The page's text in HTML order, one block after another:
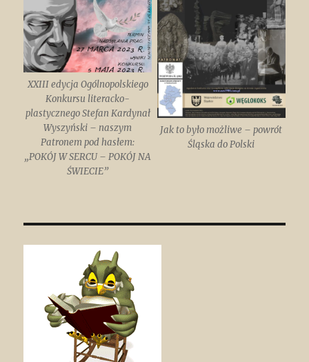
XXIII edycja Ogólnopolskiego
Konkursu literacko-
plastycznego Stefan Kardynał
Wyszyński – naszym
Patronem pod hasłem:
„POKÓJ W SERCU – POKÓJ NA
ŚWIECIE”
Jak to było możliwe – powrót
Śląska do Polski